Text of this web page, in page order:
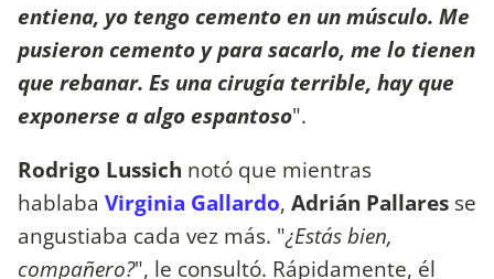
entiena, yo tengo cemento en un músculo. Me
pusieron cemento y para sacarlo, me lo tienen
que rebanar. Es una cirugía terrible, hay que
exponerse a algo espantoso".
Rodrigo Lussich notó que mientras
hablaba Virginia Gallardo, Adrián Pallares se
angustiaba cada vez más. "¿Estás bien,
compañero?", le consultó. Rápidamente, él